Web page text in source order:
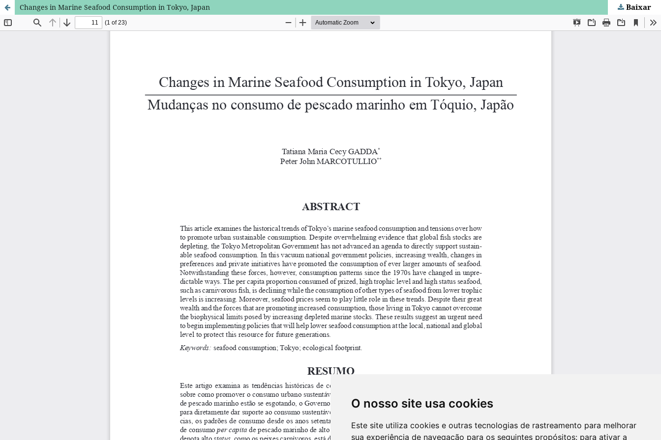
O nosso site usa cookies
Este site utiliza cookies e outras tecnologias de rastreamento para melhorar
sua experiência de navegação para os seguintes propósitos: para ativar a
Changes in Marine Seafood Consumption in Tokyo, Japan Baixar